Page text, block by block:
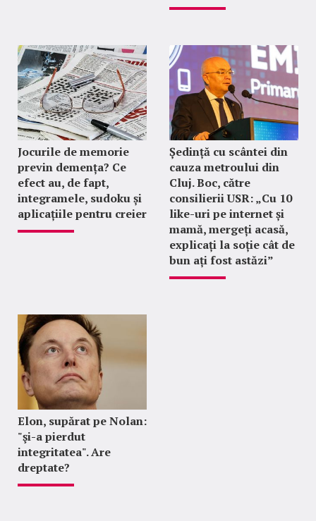
Jocurile de memorie
previn demența? Ce
efect au, de fapt,
integramele, sudoku și
aplicațiile pentru creier
Ședință cu scântei din
cauza metroului din
Cluj. Boc, către
consilierii USR: „Cu 10
like-uri pe internet și
mamă, mergeți acasă,
explicați la soție cât de
bun ați fost astăzi”
Elon, supărat pe Nolan:
"şi-a pierdut
integritatea". Are
dreptate?